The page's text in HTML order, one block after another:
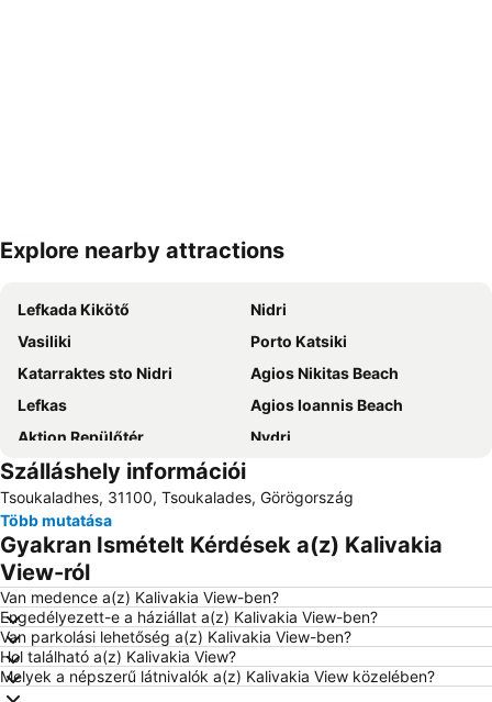
Nagy méretű térkép
Explore nearby attractions
Lefkada Kikötő
Nidri
Vasiliki
Porto Katsiki
Katarraktes sto Nidri
Agios Nikitas Beach
Lefkas
Agios Ioannis Beach
Aktion Repülőtér
Nydri
Port of Preveza
Beach of Agios Ioannis
Dimotiko Stadio Leukadas ''Platwnas Grigoris''
Archaeological Museum of Lefkada
Perigiali
Daily cruises from Lefkada
Beach Ammoudia
Traditional Settlement of Agios Ioannis
Pefkoulia
Kathisma
Mytikas
Ancient Nikopolis
Spilia Tou Papanicoli
Szálláshely információi
Tsoukaladhes, 31100, Tsoukalades, Görögország
Több mutatása
Gyakran Ismételt Kérdések a(z) Kalivakia
View-ról
Van medence a(z) Kalivakia View-ben?
Engedélyezett-e a háziállat a(z) Kalivakia View-ben?
Van parkolási lehetőség a(z) Kalivakia View-ben?
Hol található a(z) Kalivakia View?
Melyek a népszerű látnivalók a(z) Kalivakia View közelében?